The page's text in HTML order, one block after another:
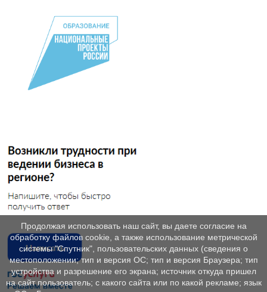
Продолжая использовать наш сайт, вы даете согласие на
обработку файлов cookie, а также использование метрической
системы "Спутник", пользовательских данных (сведения о
местоположении; тип и версия ОС; тип и версия Браузера; тип
устройства и разрешение его экрана; источник откуда пришел
на сайт пользователь; с какого сайта или по какой рекламе; язык